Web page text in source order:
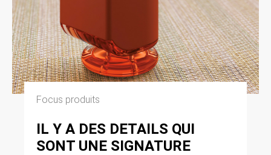
Focus produits
IL Y A DES DETAILS QUI
SONT UNE SIGNATURE